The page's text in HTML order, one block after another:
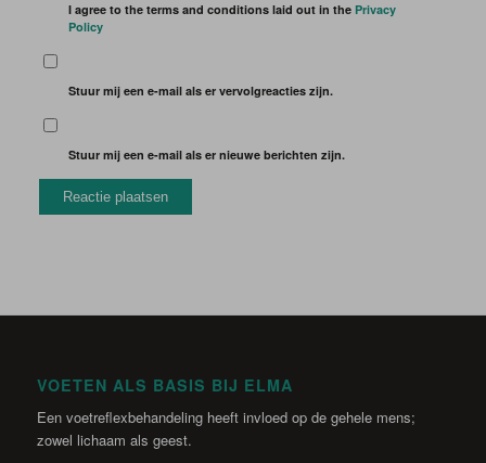
I agree to the terms and conditions laid out in thePrivacy
Policy
Stuur mij een e-mail als er vervolgreacties zijn.
Stuur mij een e-mail als er nieuwe berichten zijn.
VOETEN ALS BASIS BIJ ELMA
Een voetreflexbehandeling heeft invloed op de gehele mens;
zowel lichaam als geest.